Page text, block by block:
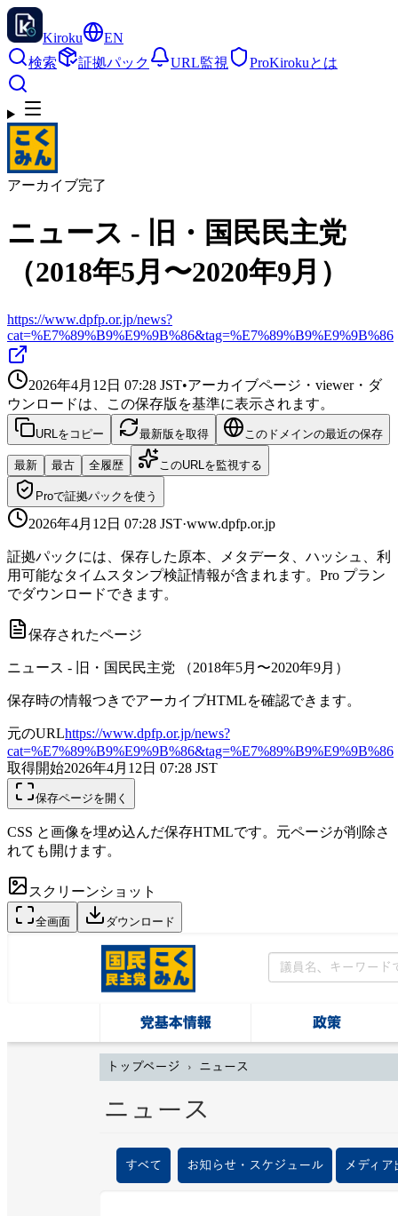
Kiroku
EN
検索
証拠パック URL監視 ProKirokuとは
アーカイブ完了
ニュース - 旧・国民民主党
（2018年5月〜2020年9月）
https://www.dpfp.or.jp/news?
cat=%E7%89%B9%E9%9B%86&tag=%E7%89%B9%E9%9B%86
2026年4月12日 07:28 JST•アーカイブページ・viewer・ダ
ウンロードは、この保存版を基準に表示されます。
URLをコピー 最新版を取得 このドメインの最近の保存
最新 最古 全履歴 このURLを監視する
Proで証拠パックを使う
2026年4月12日 07:28 JST·www.dpfp.or.jp
証拠パックには、保存した原本、メタデータ、ハッシュ、利
用可能なタイムスタンプ検証情報が含まれます。Pro プラン
でダウンロードできます。
保存されたページ
ニュース - 旧・国民民主党 （2018年5月〜2020年9月）
保存時の情報つきでアーカイブHTMLを確認できます。
元のURLhttps://www.dpfp.or.jp/news?
cat=%E7%89%B9%E9%9B%86&tag=%E7%89%B9%E9%9B%86
取得開始2026年4月12日 07:28 JST
保存ページを開く
CSS と画像を埋め込んだ保存HTMLです。元ページが削除さ
れても開けます。
スクリーンショット
全画面 ダウンロード